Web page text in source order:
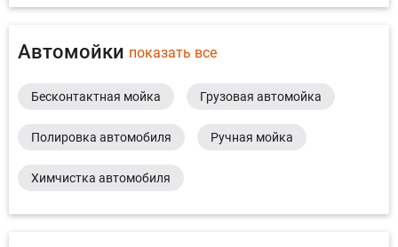
Автомойки показать все
Бесконтактная мойка Грузовая автомойка
Полировка автомобиля Ручная мойка
Химчистка автомобиля